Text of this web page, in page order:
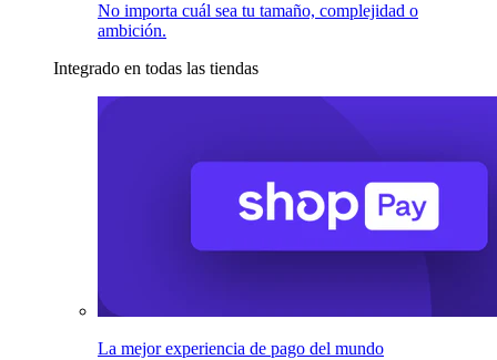
No importa cuál sea tu tamaño, complejidad o
ambición.
Integrado en todas las tiendas
La mejor experiencia de pago del mundo